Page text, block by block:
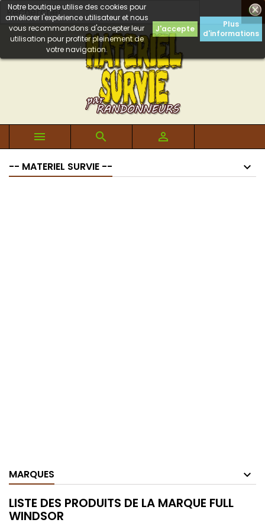

Notre boutique utilise des cookies pour
améliorer l'expérience utilisateur et nous
vous recommandons d'accepter leur
utilisation pour profiter pleinement de
votre navigation.
J'accepte
Plus
d'informations
  
-- MATERIEL SURVIE --
MARQUES
LISTE DES PRODUITS DE LA MARQUE FULL
WINDSOR